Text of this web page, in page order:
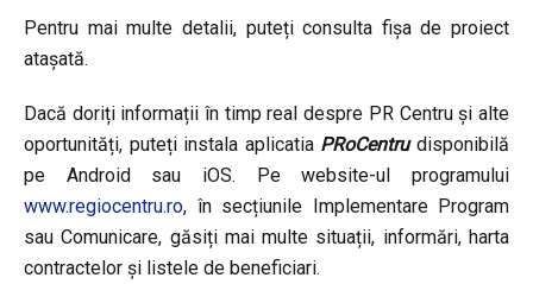
Pentru mai multe detalii, puteți consulta fișa de proiect
atașată.
Dacă doriți informații în timp real despre PR Centru și alte
oportunități, puteți instala aplicatia PRoCentrudisponibilă
pe Android sau iOS. Pe website-ul programului
www.regiocentru.ro, în secțiunile Implementare Program
sau Comunicare, găsiți mai multe situații, informări, harta
contractelor și listele de beneficiari.